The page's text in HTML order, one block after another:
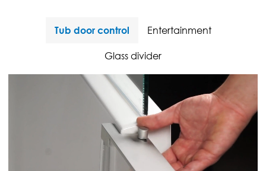
Tub door control Entertainment
Glass divider